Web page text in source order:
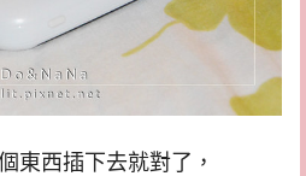
東西插下去就對了，